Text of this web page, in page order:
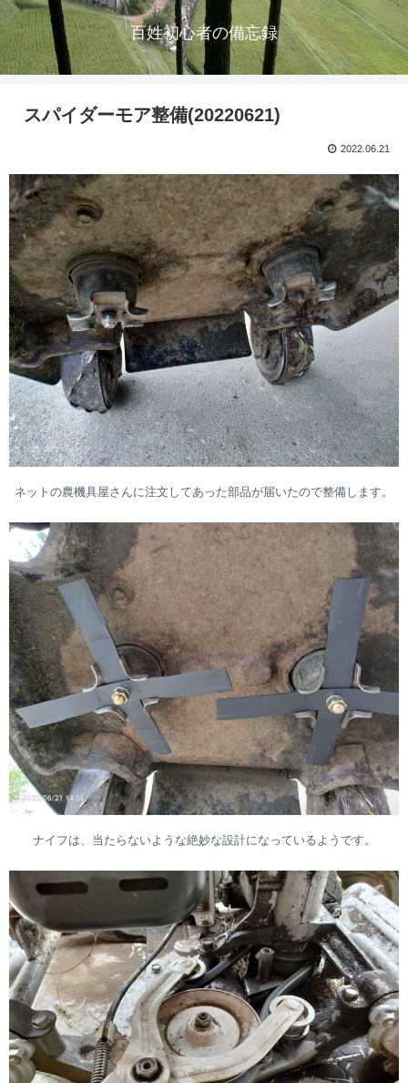
百姓初心者の備忘録
スパイダーモア整備(20220621)
2022.06.21
ネットの農機具屋さんに注文してあった部品が届いたので整備します。
ナイフは、当たらないような絶妙な設計になっているようです。